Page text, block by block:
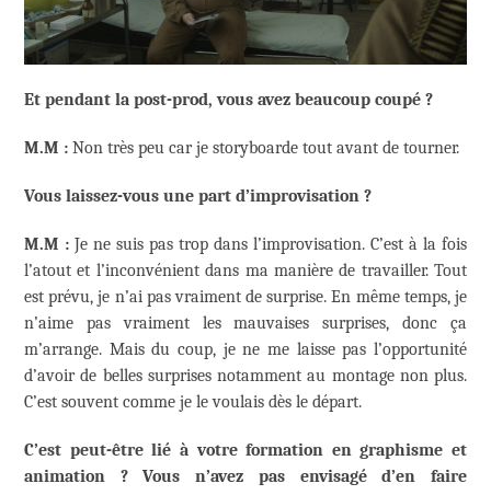
Et pendant la post-prod, vous avez beaucoup coupé ?
M.M : Non très peu car je storyboarde tout avant de tourner.
Vous laissez-vous une part d’improvisation ?
M.M : Je ne suis pas trop dans l’improvisation. C’est à la fois
l’atout et l’inconvénient dans ma manière de travailler. Tout
est prévu, je n’ai pas vraiment de surprise. En même temps, je
n’aime pas vraiment les mauvaises surprises, donc ça
m’arrange. Mais du coup, je ne me laisse pas l’opportunité
d’avoir de belles surprises notamment au montage non plus.
C’est souvent comme je le voulais dès le départ.
C’est peut-être lié à votre formation en graphisme et
animation ? Vous n’avez pas envisagé d’en faire